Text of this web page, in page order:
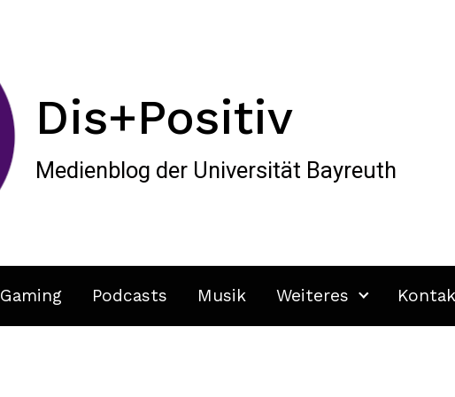
Dis+Positiv
Medienblog der Universität Bayreuth
Gaming Podcasts Musik Weiteres